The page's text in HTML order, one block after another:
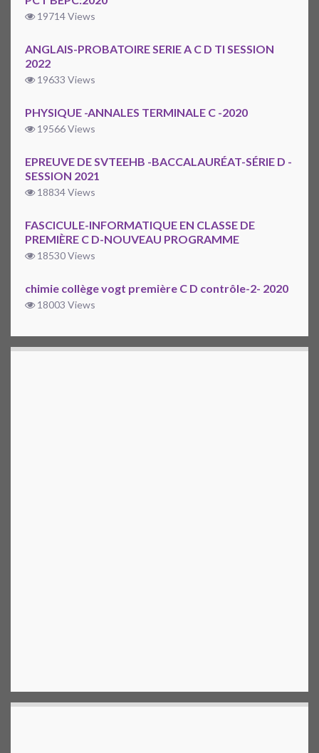
19714 Views
ANGLAIS-PROBATOIRE SERIE A C D TI SESSION
2022
19633 Views
PHYSIQUE -ANNALES TERMINALE C -2020
19566 Views
EPREUVE DE SVTEEHB -BACCALAURÉAT-SÉRIE D -
SESSION 2021
18834 Views
FASCICULE-INFORMATIQUE EN CLASSE DE
PREMIÈRE C D-NOUVEAU PROGRAMME
18530 Views
chimie collège vogt première C D contrôle-2- 2020
18003 Views